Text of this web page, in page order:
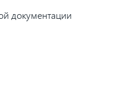
документации